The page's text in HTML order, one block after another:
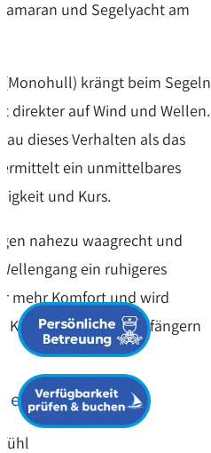
und Segelyacht am
(Monohull) krängt beim Segeln
direkter auf Wind und Wellen.
dieses Verhalten als das
ein unmittelbares
und Kurs.
nahezu waagrecht und
ein ruhigeres
mehr Komfort und wird
Kindern und Segelanfängern
einer Segelyacht: